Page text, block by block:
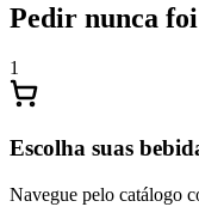
Pedir nunca
1
Escolha suas
Navegue pelo catálogo